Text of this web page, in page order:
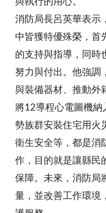
消防局長呂英華表示
中皆獲特優殊榮，首
的支持與指導，同時
努力與付出。他強調
與裝備器材、推動外
將12導程心電圖機納
勢族群安裝住宅用火
衛生安全等，都是消
作，目的就是讓縣民
保障。未來，消防局
量，並改善工作環境